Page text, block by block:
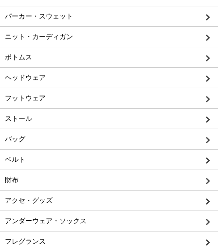
パーカー・スウェット
ニット・カーディガン
ボトムス
ヘッドウェア
フットウェア
ストール
バッグ
ベルト
財布
アクセ・グッズ
アンダーウェア・ソックス
フレグランス